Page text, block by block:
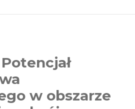
w obszarze